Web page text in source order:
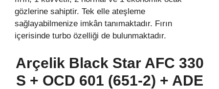
gözlerine sahiptir. Tek elle ateşleme
sağlayabilmenize imkân tanımaktadır. Fırın
içerisinde turbo özelliği de bulunmaktadır.
Arçelik Black Star AFC 330
S + OCD 601 (651-2) + ADE